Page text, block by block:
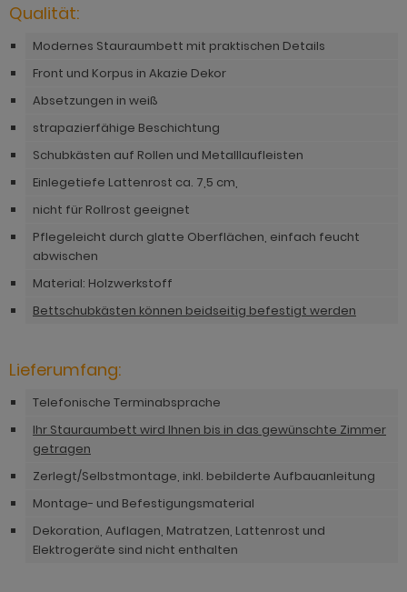
Qualität:
Modernes Stauraumbett mit praktischen Details
Front und Korpus in Akazie Dekor
Absetzungen in weiß
strapazierfähige Beschichtung
Schubkästen auf Rollen und Metalllaufleisten
Einlegetiefe Lattenrost ca. 7,5 cm,
nicht für Rollrost geeignet
Pflegeleicht durch glatte Oberflächen, einfach feucht
abwischen
Material: Holzwerkstoff
Bettschubkästen können beidseitig befestigt werden
Lieferumfang:
Telefonische Terminabsprache
Ihr Stauraumbett wird Ihnen bis in das gewünschte Zimmer
getragen
Zerlegt/Selbstmontage, inkl. bebilderte Aufbauanleitung
Montage- und Befestigungsmaterial
Dekoration, Auflagen, Matratzen, Lattenrost und
Elektrogeräte sind nicht enthalten
Niran
Nobile
Norwich
Onawa grau
Onawa grün
Onawa weiß
Option Jackson Eiche
Option Kaschmir
Piano
Rideau
Rivian
Ronson
Rovola
Scandik
Sena
Norris
Ocean
Palamos
Paterno
Plate
Prime
Rideau
Romina
Ronin Eiche
Ronson